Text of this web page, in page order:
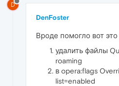
D
DenFoster
Вроде помогло вот
удалить файлы
roaming
в opera:flags
list=enabled